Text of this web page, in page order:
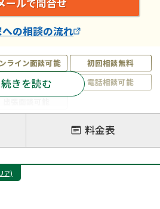
ライン面談可能
初回相談無料
19時以降電話可能
電話相談可能
相続放棄
相続登記
留分侵害額請求
相続税申告
銀行手続き
続きを読む
ールで問合せ
への相談の流れ
料金表
ア)